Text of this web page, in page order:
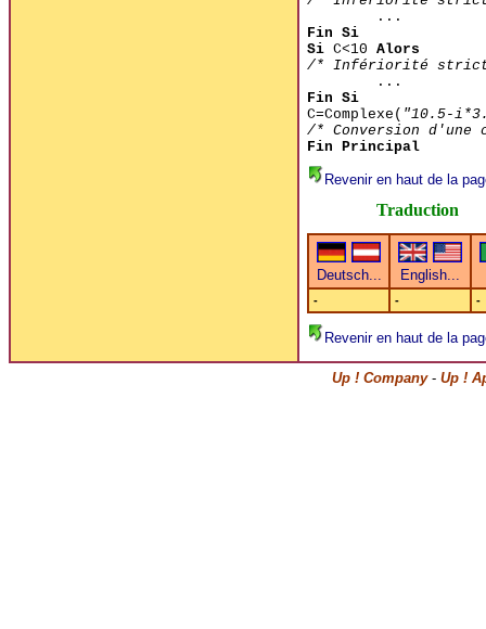
...
Fin Si
SiC<10 Alors
/* Infériorité
...
Fin Si
C=Complexe( "10.5-
/* Conversion d'une
Fin Principal
Revenir en haut de la
Traduction
- - -
Revenir en haut de la
Up ! Company- Up !